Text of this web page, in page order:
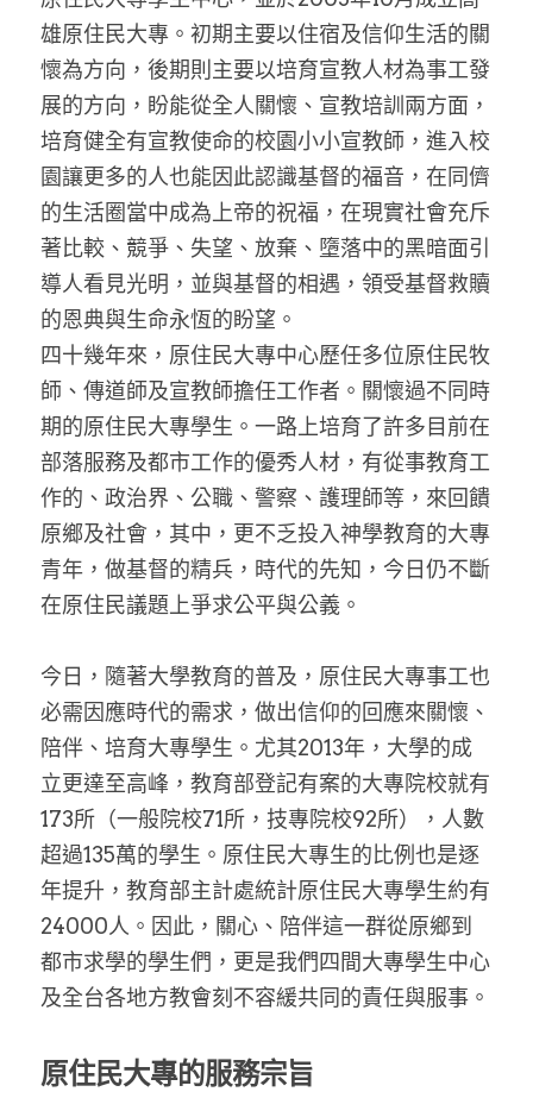
雄原住民大專。初期主要以住宿及信仰生活的關
懷為方向，後期則主要以培育宣教人材為事工發
展的方向，盼能從全人關懷、宣教培訓兩方面，
培育健全有宣教使命的校園小小宣教師，進入校
園讓更多的人也能因此認識基督的福音，在同儕
的生活圈當中成為上帝的祝福，在現實社會充斥
著比較、競爭、失望、放棄、墮落中的黑暗面引
導人看見光明，並與基督的相遇，領受基督救贖
的恩典與生命永恆的盼望。
四十幾年來，原住民大專中心歷任多位原住民牧
師、傳道師及宣教師擔任工作者。關懷過不同時
期的原住民大專學生。一路上培育了許多目前在
部落服務及都市工作的優秀人材，有從事教育工
作的、政治界、公職、警察、護理師等，來回饋
原鄉及社會，其中，更不乏投入神學教育的大專
青年，做基督的精兵，時代的先知，今日仍不斷
在原住民議題上爭求公平與公義。
今日，隨著大學教育的普及，原住民大專事工也
必需因應時代的需求，做出信仰的回應來關懷、
陪伴、培育大專學生。尤其2013年，大學的成
立更達至高峰，教育部登記有案的大專院校就有
173所（一般院校71所，技專院校92所），人數
超過135萬的學生。原住民大專生的比例也是逐
年提升，教育部主計處統計原住民大專學生約有
24000人。因此，關心、陪伴這一群從原鄉到
都市求學的學生們，更是我們四間大專學生中心
及全台各地方教會刻不容緩共同的責任與服事。
原住民大專的服務宗旨